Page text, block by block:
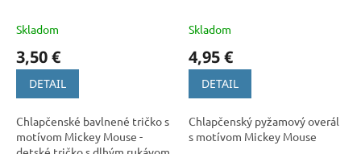
Skladom
3,50 €
DETAIL
Chlapčenské bavlnené tričko s
motívom Mickey Mouse -
Skladom
4,95 €
DETAIL
Chlapčenský pyžamový overál
s motívom Mickey Mouse